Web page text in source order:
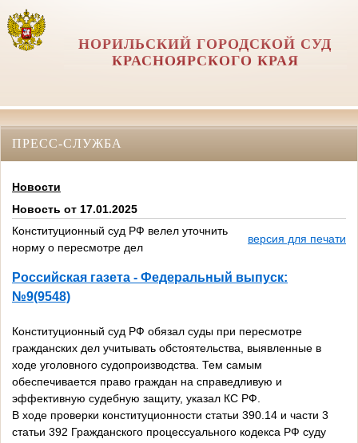
НОРИЛЬСКИЙ ГОРОДСКОЙ СУД
КРАСНОЯРСКОГО КРАЯ
ПРЕСС-СЛУЖБА
Новости
Новость от 17.01.2025
Конституционный суд РФ велел уточнить
норму о пересмотре дел
версия для печати
Российская газета - Федеральный выпуск:
№9(9548)
Конституционный суд РФ обязал суды при пересмотре
гражданских дел учитывать обстоятельства, выявленные в
ходе уголовного судопроизводства. Тем самым
обеспечивается право граждан на справедливую и
эффективную судебную защиту, указал КС РФ.
В ходе проверки конституционности статьи 390.14 и части 3
статьи 392 Гражданского процессуального кодекса РФ суду